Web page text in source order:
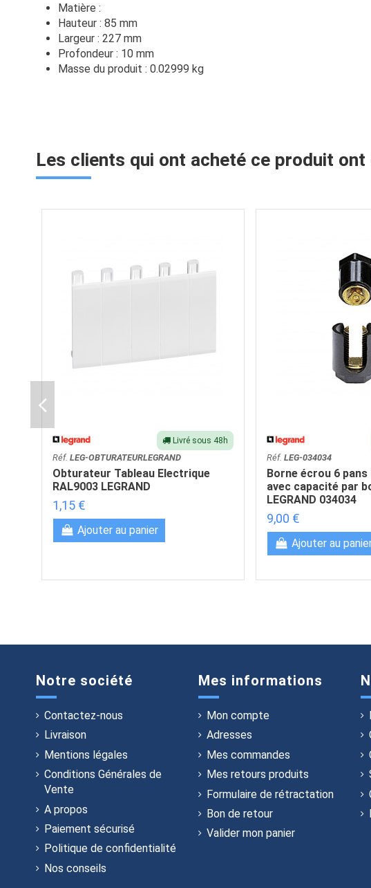
Matière :
Hauteur : 85 mm
Largeur : 227 mm
Profondeur : 10 mm
Masse du produit : 0.02999 kg
Les clients qui ont acheté ce produit
Livré sous 48h
Réf. LEG-OBTURATEURLEGRAND
Obturateur Tableau Electrique
RAL9003 LEGRAND
1,15 €
Ajouter au panier
Réf. LEG-034034
Borne écrou 6
avec capacité par
LEGRAND 034034
9,00 €
Ajouter au
Notre société
Contactez-nous
Livraison
Mentions légales
Conditions Générales de
Vente
A propos
Paiement sécurisé
Politique de confidentialité
Nos conseils
Mes informations
Mon compte
Adresses
Mes commandes
Mes retours produits
Formulaire de rétractation
Bon de retour
Valider mon panier